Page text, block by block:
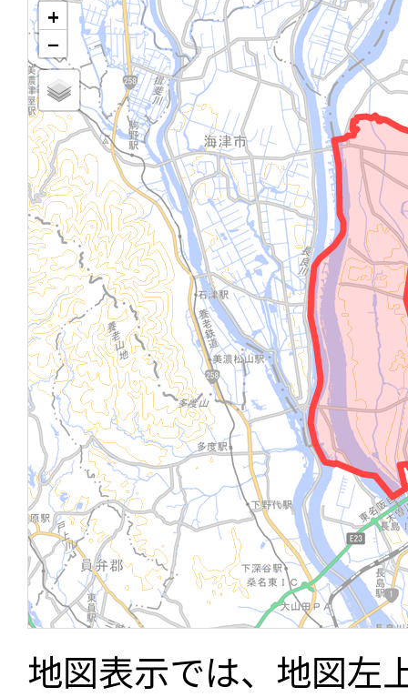
+
−
地図表示では、地図左